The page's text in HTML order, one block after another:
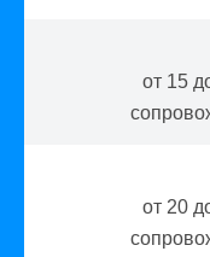
от 15
от 20